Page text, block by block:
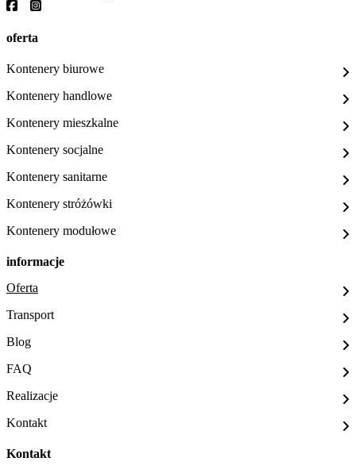
oferta
Kontenery biurowe
Kontenery handlowe
Kontenery mieszkalne
Kontenery socjalne
Kontenery sanitarne
Kontenery stróżówki
Kontenery modułowe
informacje
Oferta
Transport
Blog
FAQ
Realizacje
Kontakt
Kontakt